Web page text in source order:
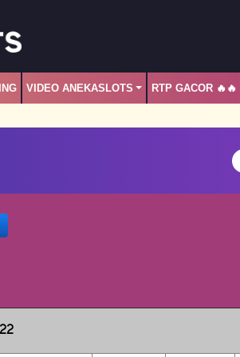
VIDEO ANEKASLOTS RTP GACOR 🔥🔥